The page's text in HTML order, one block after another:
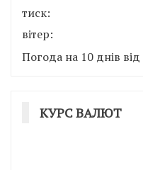
тиск:
вітер:
Погода на 10 днів від
КУРС ВАЛЮТ